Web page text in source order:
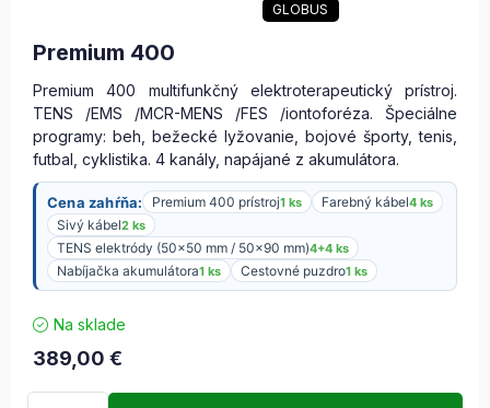
GLOBUS
Premium 400
Premium 400 multifunkčný elektroterapeutický prístroj.
TENS /EMS /MCR-MENS /FES /iontoforéza. Špeciálne
programy: beh, bežecké lyžovanie, bojové športy, tenis,
futbal, cyklistika. 4 kanály, napájané z akumulátora.
Cena zahŕňa: Premium 400 prístroj1 ks Farebný kábel4 ks
Sivý kábel2 ks
TENS elektródy (50x50 mm / 50x90 mm)4+4 ks
Nabíjačka akumulátora1 ks Cestovné puzdro1 ks
Na sklade
389,00 €